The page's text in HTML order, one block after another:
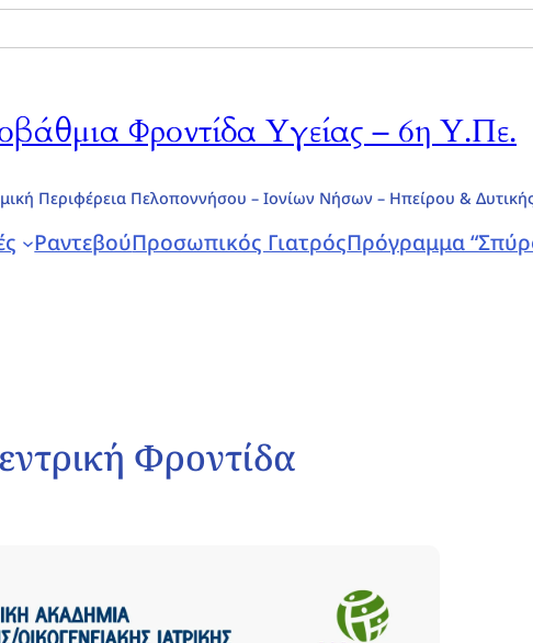
Φροντίδα Υγείας – 6η Υ.Πε.
Περιφέρεια Πελοποννήσου – Ιονίων Νήσων – Ηπείρου &
ΡαντεβούΠροσωπικός ΓιατρόςΠρόγραμμα
Φροντίδα